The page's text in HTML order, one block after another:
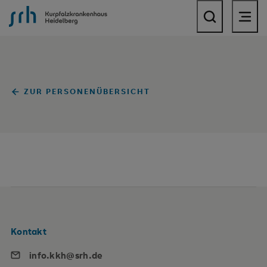
SRH Kurpfalzkrankenhaus
ZUR PERSONENÜBERSICHT
Kontakt
info.kkh@srh.de